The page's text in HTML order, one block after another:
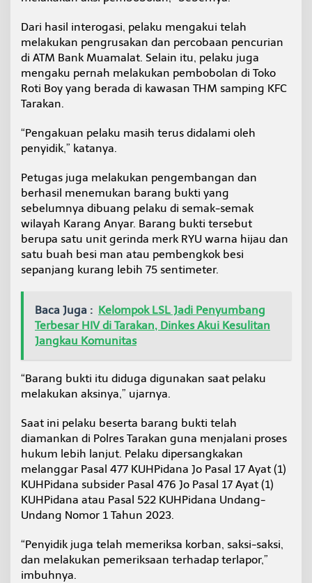
Dari hasil interogasi, pelaku mengakui telah
melakukan pengrusakan dan percobaan pencurian
di ATM Bank Muamalat. Selain itu, pelaku juga
mengaku pernah melakukan pembobolan di Toko
Roti Boy yang berada di kawasan THM samping KFC
Tarakan.
“Pengakuan pelaku masih terus didalami oleh
penyidik,” katanya.
Petugas juga melakukan pengembangan dan
berhasil menemukan barang bukti yang
sebelumnya dibuang pelaku di semak-semak
wilayah Karang Anyar. Barang bukti tersebut
berupa satu unit gerinda merk RYU warna hijau dan
satu buah besi man atau pembengkok besi
sepanjang kurang lebih 75 sentimeter.
Baca Juga : Kelompok LSL Jadi Penyumbang
Terbesar HIV di Tarakan, Dinkes Akui Kesulitan
Jangkau Komunitas
“Barang bukti itu diduga digunakan saat pelaku
melakukan aksinya,” ujarnya.
Saat ini pelaku beserta barang bukti telah
diamankan di Polres Tarakan guna menjalani proses
hukum lebih lanjut. Pelaku dipersangkakan
melanggar Pasal 477 KUHPidana Jo Pasal 17 Ayat (1)
KUHPidana subsider Pasal 476 Jo Pasal 17 Ayat (1)
KUHPidana atau Pasal 522 KUHPidana Undang-
Undang Nomor 1 Tahun 2023.
“Penyidik juga telah memeriksa korban, saksi-saksi,
dan melakukan pemeriksaan terhadap terlapor,”
imbuhnya.